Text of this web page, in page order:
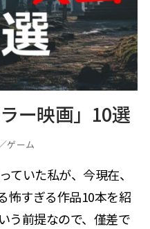
ー映画」10選
ゲーム
ていた私が、今現在、
怖すぎる作品10本を紹
う前提なので、僅差で